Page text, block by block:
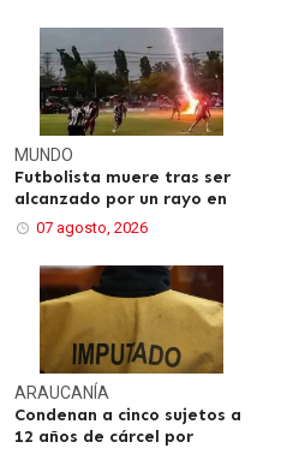
MUNDO
Futbolista muere tras ser
alcanzado por un rayo en
07 agosto, 2026
ARAUCANÍA
Condenan a cinco sujetos a
12 años de cárcel por